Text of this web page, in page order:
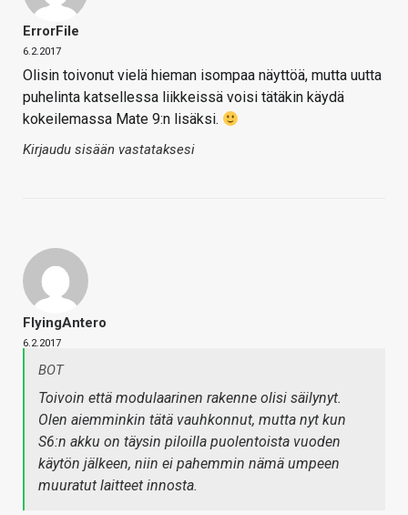
ErrorFile
6.2.2017
Olisin toivonut vielä hieman isompaa näyttöä, mutta uutta
puhelinta katsellessa liikkeissä voisi tätäkin käydä
kokeilemassa Mate 9:n lisäksi.
Kirjaudu sisään vastataksesi
FlyingAntero
6.2.2017
BOT
Toivoin että modulaarinen rakenne olisi säilynyt.
Olen aiemminkin tätä vauhkonnut, mutta nyt kun
S6:n akku on täysin piloilla puolentoista vuoden
käytön jälkeen, niin ei pahemmin nämä umpeen
muuratut laitteet innosta.